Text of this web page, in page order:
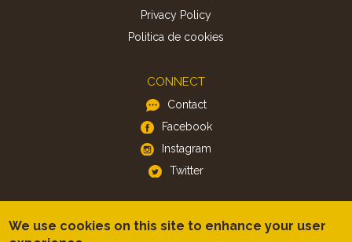
Privacy Policy
Politica de cookies
CONNECT
Contact
Facebook
Instagram
Twitter
We use cookies on this site to enhance your user